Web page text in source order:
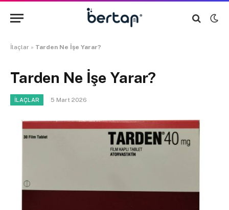
İlaçlar » Tarden Ne İşe Yarar?
Tarden Ne İşe Yarar?
İLAÇLAR 5 Mart 2026